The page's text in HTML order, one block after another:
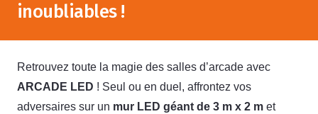
inoubliables !
Retrouvez toute la magie des salles d’arcade avec
ARCADE LED ! Seul ou en duel, affrontez vos
adversaires sur un mur LED géant de 3 m x 2 m et